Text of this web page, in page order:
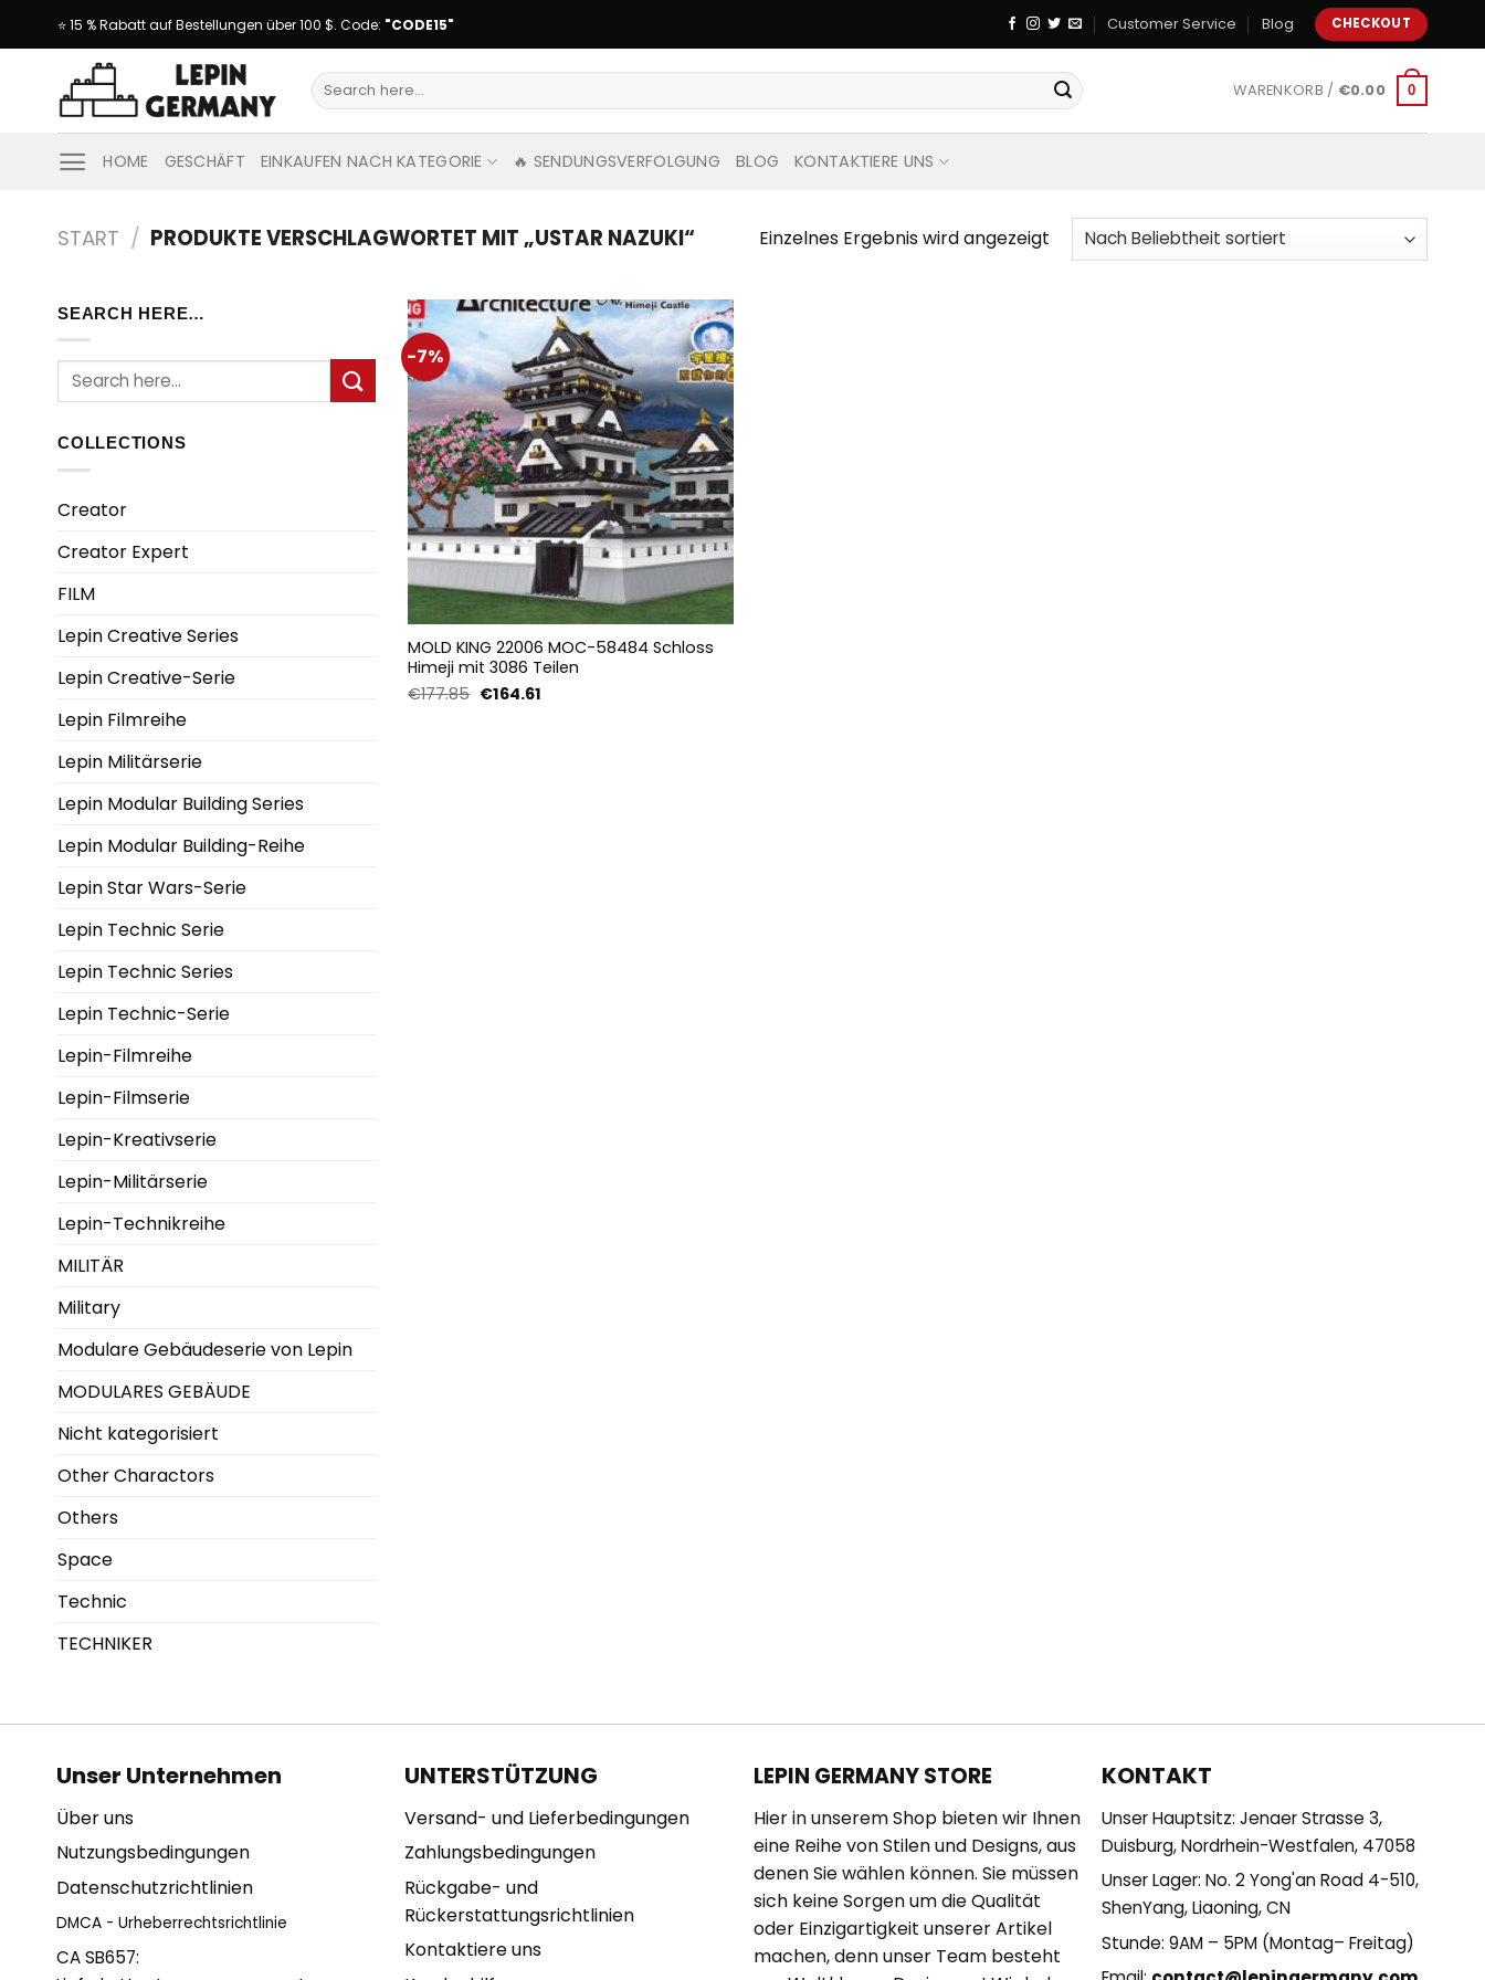
⭐ 15 % Rabatt auf Bestellungen über 100 $. Code: "CODE15" Customer Service Blog CHECKOUT
Suche
nach:
WARENKORB / €0.00 0
HOME GESCHÄFT EINKAUFEN NACH KATEGORIE 🔥 SENDUNGSVERFOLGUNG BLOG KONTAKTIERE UNS
START / PRODUKTE VERSCHLAGWORTET MIT „USTAR NAZUKI“ Einzelnes Ergebnis wird angezeigt
SEARCH HERE…
Suche
nach:
COLLECTIONS
Creator
Creator Expert
FILM
Lepin Creative Series
Lepin Creative-Serie
Lepin Filmreihe
Lepin Militärserie
Lepin Modular Building Series
Lepin Modular Building-Reihe
Lepin Star Wars-Serie
Lepin Technic Serie
Lepin Technic Series
Lepin Technic-Serie
Lepin-Filmreihe
Lepin-Filmserie
Lepin-Kreativserie
Lepin-Militärserie
Lepin-Technikreihe
MILITÄR
Military
Modulare Gebäudeserie von Lepin
MODULARES GEBÄUDE
Nicht kategorisiert
Other Charactors
Others
Space
Technic
TECHNIKER
-7%
MOLD KING 22006 MOC-58484 Schloss
Himeji mit 3086 Teilen
€177.85 Ursprünglicher
€164.61Aktueller
Unser Unternehmen
Über uns
Nutzungsbedingungen
Datenschutzrichtlinien
DMCA - Urheberrechtsrichtlinie
CA SB657:
UNTERSTÜTZUNG
Versand- und Lieferbedingungen
Zahlungsbedingungen
Rückgabe- und
Rückerstattungsrichtlinien
Kontaktiere uns
LEPIN GERMANY STORE
Hier in unserem Shop bieten wir Ihnen
eine Reihe von Stilen und Designs, aus
denen Sie wählen können. Sie müssen
sich keine Sorgen um die Qualität
oder Einzigartigkeit unserer Artikel
machen, denn unser Team besteht
KONTAKT
Unser Hauptsitz: Jenaer Strasse 3,
Duisburg, Nordrhein-Westfalen, 47058
Unser Lager: No. 2 Yong'an Road 4-510,
ShenYang, Liaoning, CN
Stunde: 9AM – 5PM (Montag– Freitag)